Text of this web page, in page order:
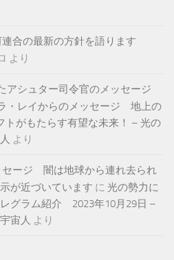
連合の最新の方針を語ります
より
アシュター司令官のメッセージ
・レイからのメッセージ 地上の
がもたらす有望な未来！ – 光の
より
セージ 闇は地球から連れ去られ
が近づいています に 光の勢力に
グラム紹介 2023年10月29日 –
宙人 より